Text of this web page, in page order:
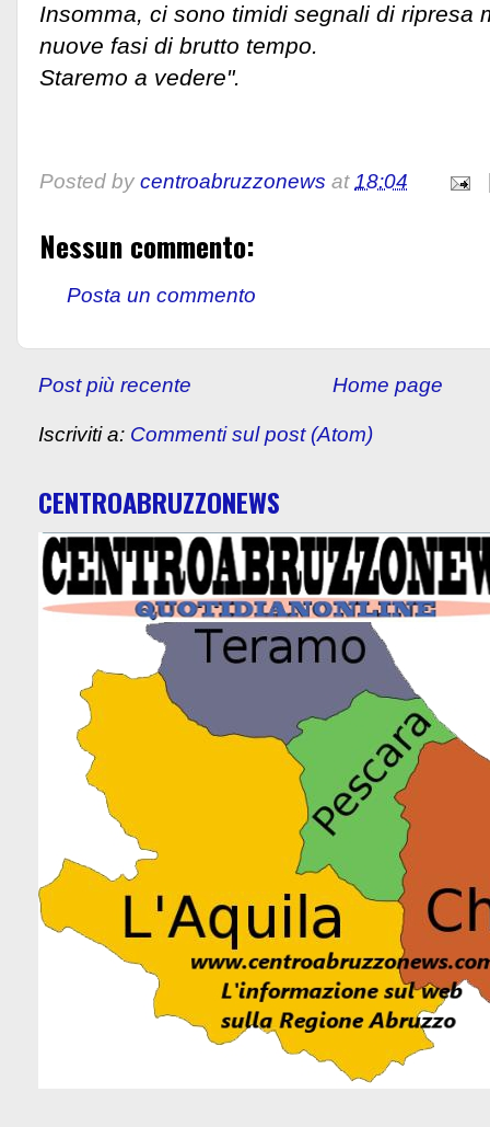
Insomma, ci sono timidi segnali di ripresa
nuove fasi di brutto tempo.
Staremo a vedere".
Posted by centroabruzzonews at18:04
Nessun commento:
Posta un commento
Post più recente Home page
Iscriviti a: Commenti sul post (Atom)
CENTROABRUZZONEWS